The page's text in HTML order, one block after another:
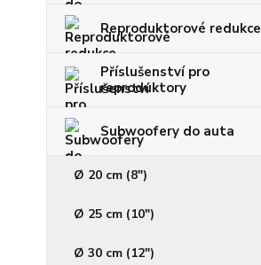
Reproduktorové redukce
Příslušenství pro
reproduktory
Subwoofery do auta
Ø 20 cm (8")
Ø 25 cm (10")
Ø 30 cm (12")